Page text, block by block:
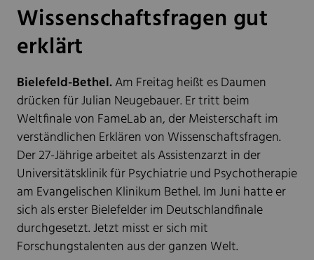
Wissenschaftsfragen gut
erklärt
Bielefeld-Bethel.Am Freitag heißt es Daumen
drücken für Julian Neugebauer. Er tritt beim
Weltfinale von FameLab an, der Meisterschaft im
verständlichen Erklären von Wissenschaftsfragen.
Der 27-Jährige arbeitet als Assistenzarzt in der
Universitätsklinik für Psychiatrie und Psychotherapie
am Evangelischen Klinikum Bethel. Im Juni hatte er
sich als erster Bielefelder im Deutschlandfinale
durchgesetzt. Jetzt misst er sich mit
Forschungstalenten aus der ganzen Welt.